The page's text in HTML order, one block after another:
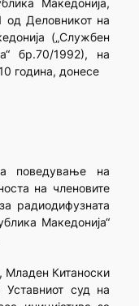
Македонија,
од Деловникот на
(„Службен
бр.70/1992), на
година, донесе
поведување на
на членовите
радиодифузната
Маке­донија“
Китаноски
суд на